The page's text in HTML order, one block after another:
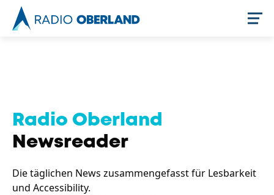
Radio Oberland
Newsreader
Die täglichen News zusammengefasst für Lesbarkeit
und Accessibility.